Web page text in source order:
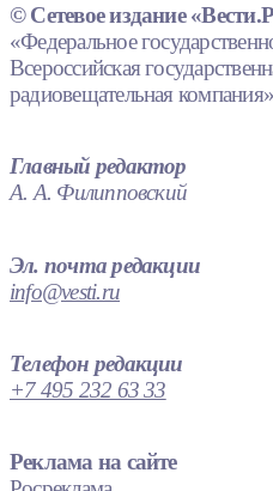
© Сетевое издание
«Федеральное
Всероссийская
радиовещательная
Главный редактор
А. А. Филипповский
Эл. почта редакции
info@vesti.ru
Телефон редакции
+7 495 232 63 33
Реклама на сайте